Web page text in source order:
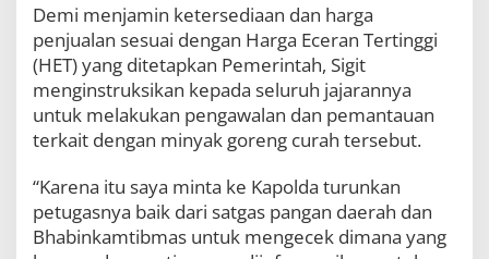
Demi menjamin ketersediaan dan harga
penjualan sesuai dengan Harga Eceran Tertinggi
(HET) yang ditetapkan Pemerintah, Sigit
menginstruksikan kepada seluruh jajarannya
untuk melakukan pengawalan dan pemantauan
terkait dengan minyak goreng curah tersebut.
“Karena itu saya minta ke Kapolda turunkan
petugasnya baik dari satgas pangan daerah dan
Bhabinkamtibmas untuk mengecek dimana yang